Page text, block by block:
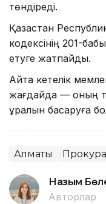
төндіреді.
Қазақстан
кодексінің 201-
етуге жатпайды.
Айта кетелік
жағдайда — оның
құралын басқаруға
Алматы
Назым
Авторлар